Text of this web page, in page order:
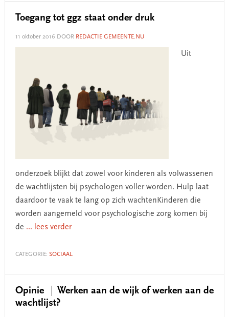
Toegang tot ggz staat onder druk
11 oktober 2016 DOOR REDACTIE GEMEENTE.NU
Uit
onderzoek blijkt dat zowel voor kinderen als volwassenen
de wachtlijsten bij psychologen voller worden. Hulp laat
daardoor te vaak te lang op zich wachtenKinderen die
worden aangemeld voor psychologische zorg komen bij
de ... lees verder
CATEGORIE: SOCIAAL
Opinie
Werken aan de wijk of werken aan de
wachtlijst?